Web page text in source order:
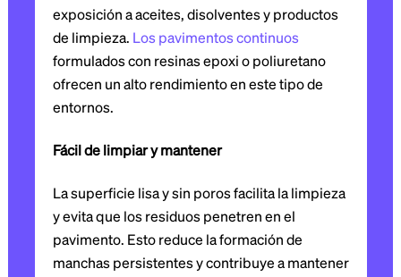
exposición a aceites, disolventes y productos
de limpieza. Los pavimentos continuos
formulados con resinas epoxi o poliuretano
ofrecen un alto rendimiento en este tipo de
entornos.
Fácil de limpiar y mantener
La superficie lisa y sin poros facilita la limpieza
y evita que los residuos penetren en el
pavimento. Esto reduce la formación de
manchas persistentes y contribuye a mantener